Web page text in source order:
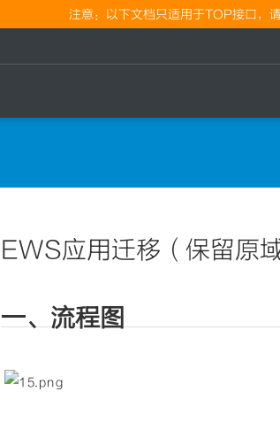
注意：以下文档只适用于TOP接口，请
EWS应用迁移（保留原
一、流程图